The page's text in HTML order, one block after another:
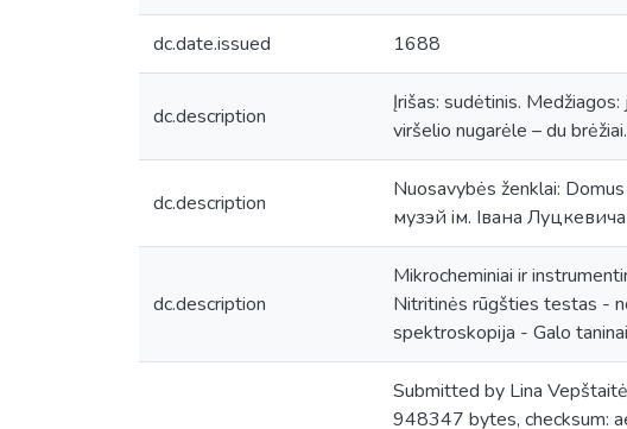
dc.date.issued 1688
dc.description
Įrišas: sudėtinis.
viršelio nugarėle – du
dc.description
Nuosavybės ženklai:
музэй iм. Iвана
dc.description
Mikrocheminiai ir
Nitritinės rūgšties testas -
spektroskopija - Galo
Submitted by Lina
948347 bytes, checksum: